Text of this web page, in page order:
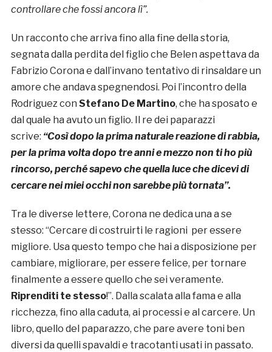
controllare che fossi ancora lì”.
Un racconto che arriva fino alla fine della storia,
segnata dalla perdita del figlio che Belen aspettava da
Fabrizio Corona e dall’invano tentativo di rinsaldare un
amore che andava spegnendosi. Poi l’incontro della
Rodriguez con Stefano De Martino, che ha sposato e
dal quale ha avuto un figlio. Il re dei paparazzi
scrive: “Così dopo la prima naturale reazione di rabbia,
per la prima volta dopo tre anni e mezzo non ti ho più
rincorso, perché sapevo che quella luce che dicevi di
cercare nei miei occhi non sarebbe più tornata”.
Tra le diverse lettere, Corona ne dedica una a se
stesso: “Cercare di costruirti le ragioni per essere
migliore. Usa questo tempo che hai a disposizione per
cambiare, migliorare, per essere felice, per tornare
finalmente a essere quello che sei veramente.
Riprenditi te stesso!”. Dalla scalata alla fama e alla
ricchezza, fino alla caduta, ai processi e al carcere. Un
libro, quello del paparazzo, che pare avere toni ben
diversi da quelli spavaldi e tracotanti usati in passato.